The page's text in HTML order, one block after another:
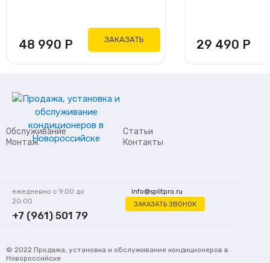
48 990 Р ЗАКАЗАТЬ 29 490 Р
Обслуживание
Монтаж
Статьи
Контакты
info@splitpro.ru
ЗАКАЗАТЬ ЗВОНОК
ежедневно с 9:00 до
20:00
+7 (961) 501 79
© 2022 Продажа, установка и обслуживание кондиционеров в
Новороссийске